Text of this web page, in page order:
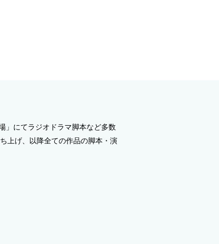
」にてラジオドラマ脚本など多数
上げ、以降全ての作品の脚本・演